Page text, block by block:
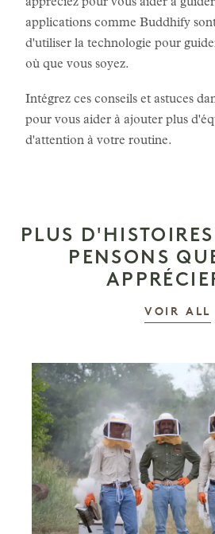
appréciez pour vous aider à
applications comme Buddhify
d'utiliser la technologie pour
où que vous soyez.
Intégrez ces conseils et astuces
pour vous aider à ajouter plus
d'attention à votre routine.
PLUS
PENSONS
VOIR ALL